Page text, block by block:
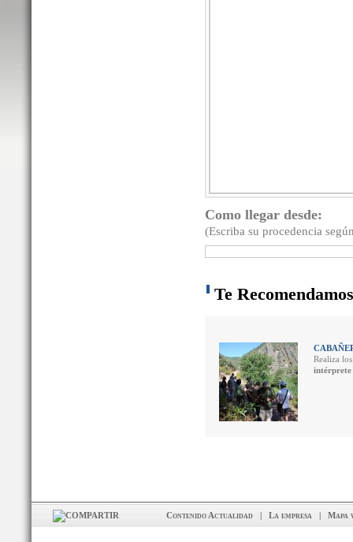
Como llegar desde:
(Escriba su procedencia
Te Recomendamos
Realiza
intérprete
Contenido Actualidad | La empresa | Mapa